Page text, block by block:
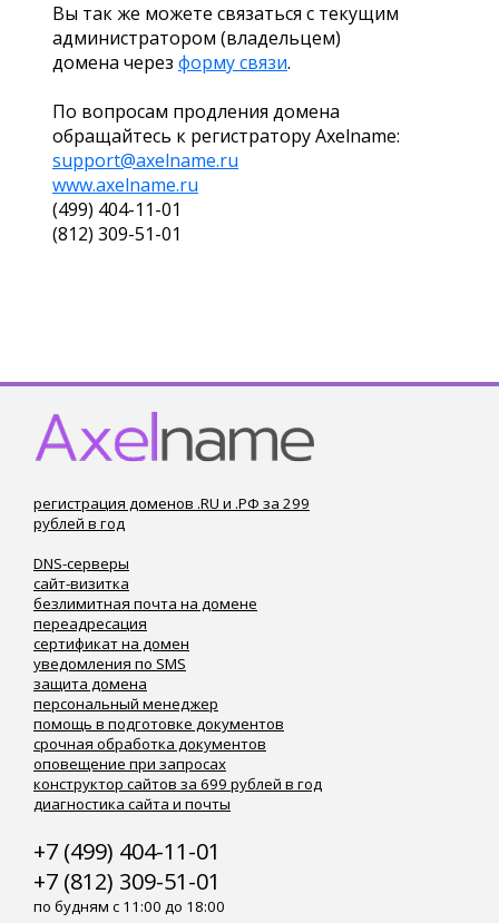
Вы так же можете связаться с текущим
администратором (владельцем)
домена через форму связи.
По вопросам продления домена
обращайтесь к регистратору Axelname:
support@axelname.ru
www.axelname.ru
(499) 404-11-01
(812) 309-51-01
регистрация доменов .RU и .РФ за 299
рублей в год
DNS-серверы
сайт-визитка
безлимитная почта на домене
переадресация
сертификат на домен
уведомления по SMS
защита домена
персональный менеджер
помощь в подготовке документов
срочная обработка документов
оповещение при запросах
конструктор сайтов за 699 рублей в год
диагностика сайта и почты
+7 (499) 404-11-01
+7 (812) 309-51-01
по будням с 11:00 до 18:00